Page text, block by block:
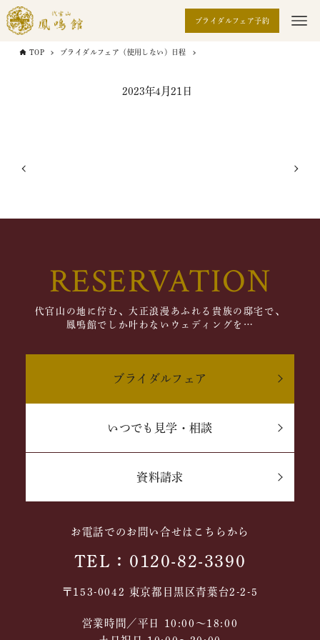
ブライダルフェア予約
TOP ブライダルフェア（使用しない）日程
2023年4月21日
RESERVATION
代官山の地に佇む、大正浪漫あふれる貴族の邸宅で、
鳳鳴館でしか叶わないウェディングを…
ブライダルフェア
いつでも見学・相談
資料請求
お電話でのお問い合せはこちらから
TEL：0120-82-3390
〒153-0042 東京都目黒区青葉台2-2-5
営業時間／平日 10:00～18:00